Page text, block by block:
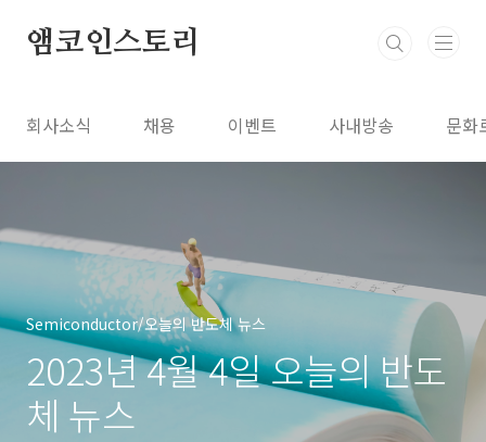
앰코인스토리
회사소식 채용 이벤트 사내방송 문화
Semiconductor/오늘의 반도체 뉴스
2023년 4월 4일 오늘의 반도
체 뉴스